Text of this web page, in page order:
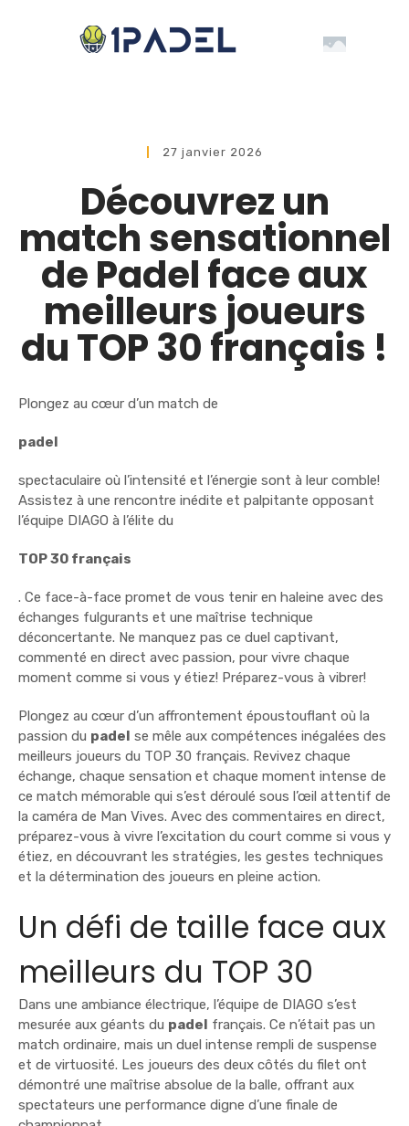
27 janvier 2026
Découvrez un
match sensationnel
de Padel face aux
meilleurs joueurs
du TOP 30 français !
Plongez au cœur d’un match de
padel
spectaculaire où l’intensité et l’énergie sont à leur comble!
Assistez à une rencontre inédite et palpitante opposant
l’équipe DIAGO à l’élite du
TOP 30 français
. Ce face-à-face promet de vous tenir en haleine avec des
échanges fulgurants et une maîtrise technique
déconcertante. Ne manquez pas ce duel captivant,
commenté en direct avec passion, pour vivre chaque
moment comme si vous y étiez! Préparez-vous à vibrer!
Plongez au cœur d’un affrontement époustouflant où la
passion du padel se mêle aux compétences inégalées des
meilleurs joueurs du TOP 30 français. Revivez chaque
échange, chaque sensation et chaque moment intense de
ce match mémorable qui s’est déroulé sous l’œil attentif de
la caméra de Man Vives. Avec des commentaires en direct,
préparez-vous à vivre l’excitation du court comme si vous y
étiez, en découvrant les stratégies, les gestes techniques
et la détermination des joueurs en pleine action.
Un défi de taille face aux
meilleurs du TOP 30
Dans une ambiance électrique, l’équipe de DIAGO s’est
mesurée aux géants du padel français. Ce n’était pas un
match ordinaire, mais un duel intense rempli de suspense
et de virtuosité. Les joueurs des deux côtés du filet ont
démontré une maîtrise absolue de la balle, offrant aux
spectateurs une performance digne d’une finale de